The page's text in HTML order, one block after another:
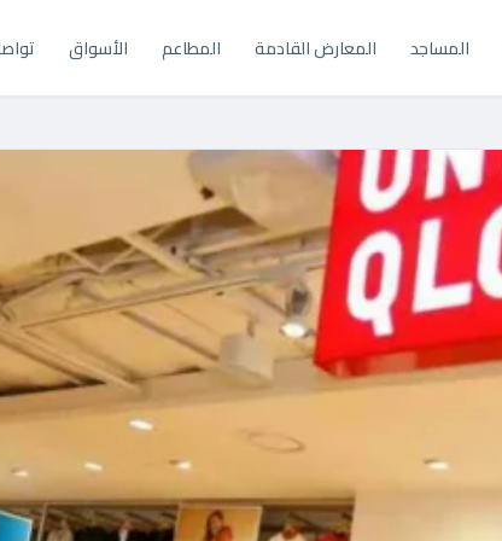
المساجد المعارض القادمة المطاعم الأسواق